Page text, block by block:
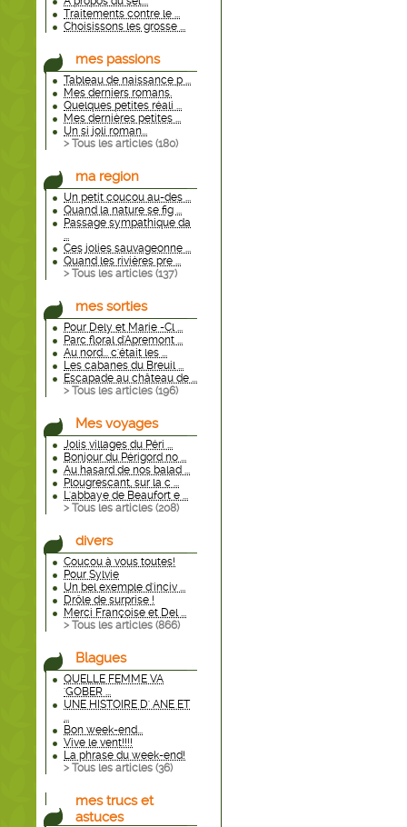
Traitements contre le ...
Choisissons les grosse ...
mes passions
Tableau de naissance p ...
Mes derniers romans.
Quelques petites réali ...
Mes dernières petites ...
Un si joli roman...
> Tous les articles (180)
ma region
Un petit coucou au-des ...
Quand la nature se fig ...
Passage sympathique da
...
Ces jolies sauvageonne ...
Quand les rivières pre ...
> Tous les articles (137)
mes sorties
Pour Dely et Marie -Cl ...
Parc floral d'Apremont ...
Au nord... c'était les ...
Les cabanes du Breuil ...
Escapade au château de ...
> Tous les articles (196)
Mes voyages
Jolis villages du Péri ...
Bonjour du Périgord no ...
Au hasard de nos balad ...
Plougrescant, sur la c ...
L'abbaye de Beaufort e ...
> Tous les articles (208)
divers
Coucou à vous toutes!
Pour Sylvie
Un bel exemple d'inciv ...
Drôle de surprise !
Merci Françoise et Del ...
> Tous les articles (866)
Blagues
QUELLE FEMME VA
'GOBER ...
UNE HISTOIRE D' ANE ET
...
Bon week-end...
Vive le vent!!!!
La phrase du week-end!
> Tous les articles (36)
mes trucs et
astuces